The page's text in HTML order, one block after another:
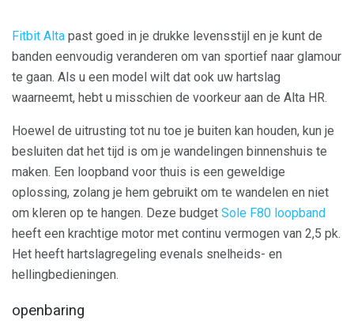
Fitbit Alta past goed in je drukke levensstijl en je kunt de
banden eenvoudig veranderen om van sportief naar glamour
te gaan. Als u een model wilt dat ook uw hartslag
waarneemt, hebt u misschien de voorkeur aan de Alta HR.
Hoewel de uitrusting tot nu toe je buiten kan houden, kun je
besluiten dat het tijd is om je wandelingen binnenshuis te
maken. Een loopband voor thuis is een geweldige
oplossing, zolang je hem gebruikt om te wandelen en niet
om kleren op te hangen. Deze budget Sole F80 loopband
heeft een krachtige motor met continu vermogen van 2,5 pk.
Het heeft hartslagregeling evenals snelheids- en
hellingbedieningen.
openbaring